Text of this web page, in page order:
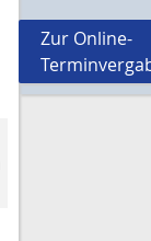
Zur Online-